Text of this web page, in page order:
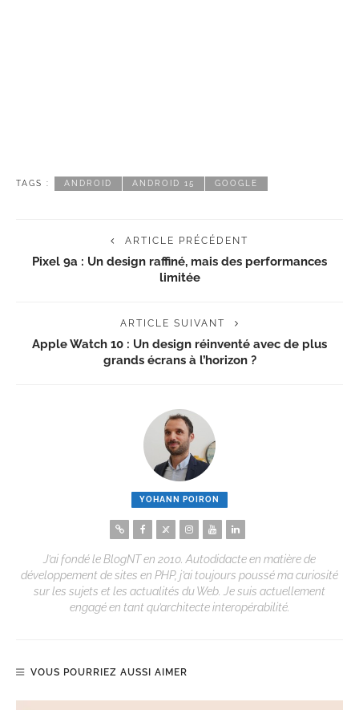
TAGS : ANDROID ANDROID 15 GOOGLE
ARTICLE PRÉCÉDENT
Pixel 9a : Un design raffiné, mais des performances
limitée
ARTICLE SUIVANT
Apple Watch 10 : Un design réinventé avec de plus
grands écrans à l’horizon ?
YOHANN POIRON
J’ai fondé le BlogNT en 2010. Autodidacte en matière de
développement de sites en PHP, j’ai toujours poussé ma curiosité
sur les sujets et les actualités du Web. Je suis actuellement
engagé en tant qu’architecte interopérabilité.
VOUS POURRIEZ AUSSI AIMER